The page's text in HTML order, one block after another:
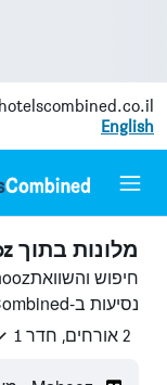
hotelscombined.co.il
English
מלונות בתוך Mahooz, מאנאמה
נסיעות ב-HotelsCombined.
2 אורחים, חדר 1